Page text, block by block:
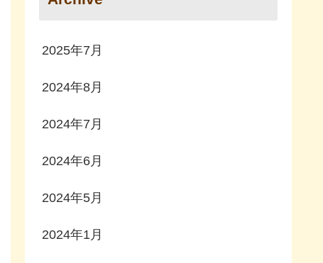
2025年7月
2024年8月
2024年7月
2024年6月
2024年5月
2024年1月